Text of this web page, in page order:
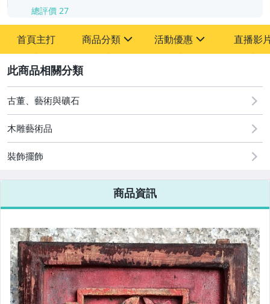
總評價 27
首頁主打 商品分類
其它
活動優惠
[全店] 粉絲專享
[全店] 周年慶
直播影
古董、藝術與礦石
木雕藝術品
裝飾擺飾
商品資訊